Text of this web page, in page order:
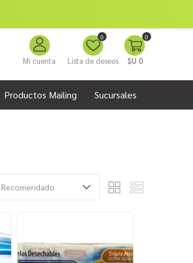
Mi cuenta Lista de deseos
0 0
$U 0
Productos Mailing Sucursales